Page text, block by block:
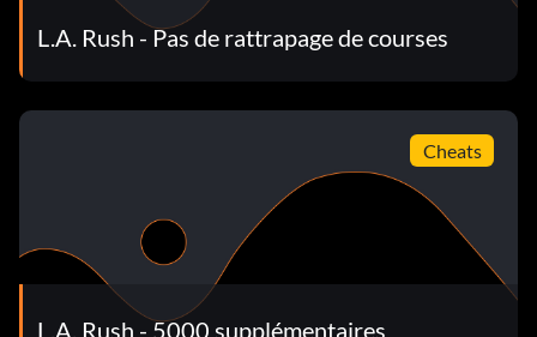
L.A. Rush - Pas de rattrapage de courses
Cheats
L.A. Rush - 5000 supplémentaires